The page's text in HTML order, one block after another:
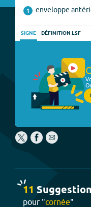
1 enveloppe
SIGNE DÉFINITION LSF
11 Suggestion
pour "cornée"